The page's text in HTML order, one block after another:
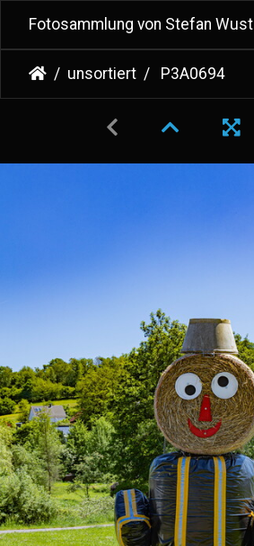
Fotosammlung von Stefan Wust
unsortiert P3A0694